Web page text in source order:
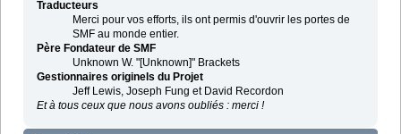
Traducteurs
Merci pour vos efforts, ils ont permis d'ouvrir les portes de
SMF au monde entier.
Père Fondateur de SMF
Unknown W. "[Unknown]" Brackets
Gestionnaires originels du Projet
Jeff Lewis, Joseph Fung et David Recordon
Et à tous ceux que nous avons oubliés : merci !